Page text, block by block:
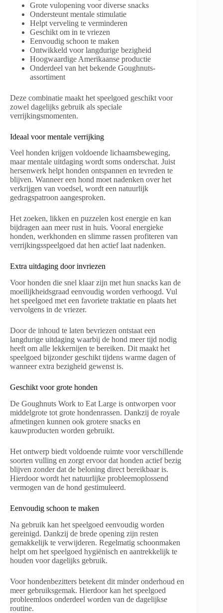
Grote vulopening voor diverse snacks
Ondersteunt mentale stimulatie
Helpt verveling te verminderen
Geschikt om in te vriezen
Eenvoudig schoon te maken
Ontwikkeld voor langdurige bezigheid
Hoogwaardige Amerikaanse productie
Onderdeel van het bekende Goughnuts-
assortiment
Deze combinatie maakt het speelgoed geschikt voor
zowel dagelijks gebruik als speciale
verrijkingsmomenten.
Ideaal voor mentale verrijking
Veel honden krijgen voldoende lichaamsbeweging,
maar mentale uitdaging wordt soms onderschat. Juist
hersenwerk helpt honden ontspannen en tevreden te
blijven. Wanneer een hond moet nadenken over het
verkrijgen van voedsel, wordt een natuurlijk
gedragspatroon aangesproken.
Het zoeken, likken en puzzelen kost energie en kan
bijdragen aan meer rust in huis. Vooral energieke
honden, werkhonden en slimme rassen profiteren van
verrijkingsspeelgoed dat hen actief laat nadenken.
Extra uitdaging door invriezen
Voor honden die snel klaar zijn met hun snacks kan de
moeilijkheidsgraad eenvoudig worden verhoogd. Vul
het speelgoed met een favoriete traktatie en plaats het
vervolgens in de vriezer.
Door de inhoud te laten bevriezen ontstaat een
langdurige uitdaging waarbij de hond meer tijd nodig
heeft om alle lekkernijen te bereiken. Dit maakt het
speelgoed bijzonder geschikt tijdens warme dagen of
wanneer extra bezigheid gewenst is.
Geschikt voor grote honden
De Goughnuts Work to Eat Large is ontworpen voor
middelgrote tot grote hondenrassen. Dankzij de royale
afmetingen kunnen ook grotere snacks en
kauwproducten worden gebruikt.
Het ontwerp biedt voldoende ruimte voor verschillende
soorten vulling en zorgt ervoor dat honden actief bezig
blijven zonder dat de beloning direct bereikbaar is.
Hierdoor wordt het natuurlijke probleemoplossend
vermogen van de hond gestimuleerd.
Eenvoudig schoon te maken
Na gebruik kan het speelgoed eenvoudig worden
gereinigd. Dankzij de brede opening zijn resten
gemakkelijk te verwijderen. Regelmatig schoonmaken
helpt om het speelgoed hygiënisch en aantrekkelijk te
houden voor dagelijks gebruik.
Voor hondenbezitters betekent dit minder onderhoud en
meer gebruiksgemak. Hierdoor kan het speelgoed
probleemloos onderdeel worden van de dagelijkse
routine.